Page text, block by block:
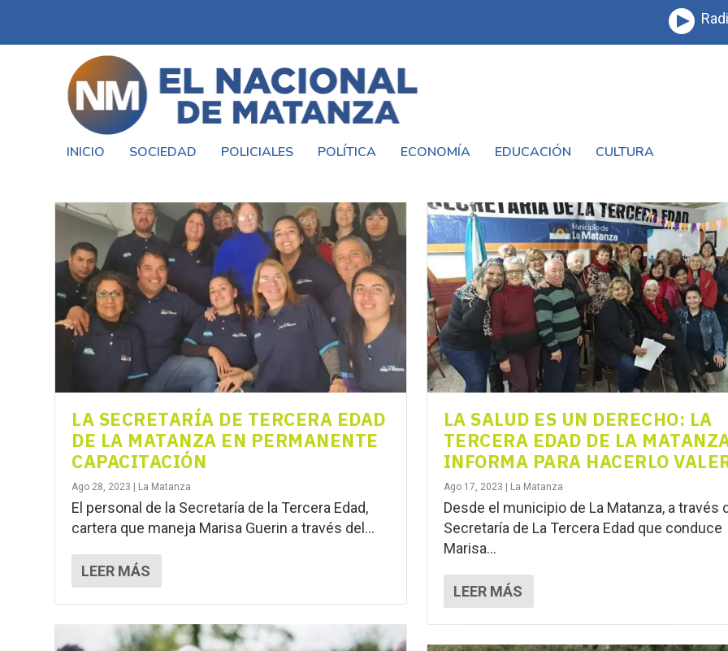
INICIO SOCIEDAD POLICIALES POLÍTICA ECONOMÍA EDUCACIÓN CULTURA
ETIQUETA:MARISA GUERIN
LA SECRETARÍA DE TERCERA EDAD
DE LA MATANZA EN PERMANENTE
CAPACITACIÓN
Ago 28, 2023 | La Matanza
El personal de la Secretaría de la Tercera Edad,
cartera que maneja Marisa Guerin a través del...
LEER MÁS
LA SALUD ES UN DERECHO: LA
TERCERA EDAD DE LA
INFORMA PARA HACERLO
Ago 17, 2023 | La Matanza
Desde el municipio de La Matanza, a través
Secretaría de La Tercera Edad que conduce
Marisa...
LEER MÁS